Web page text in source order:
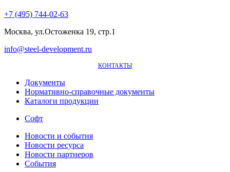
+7 (495) 744-02-63
Москва, ул.Остоженка 19, стр.1
info@steel-development.ru
КОНТАКТЫ
Документы
Нормативно-справочные документы
Каталоги продукции
Софт
Новости и события
Новости ресурса
Новости партнеров
События